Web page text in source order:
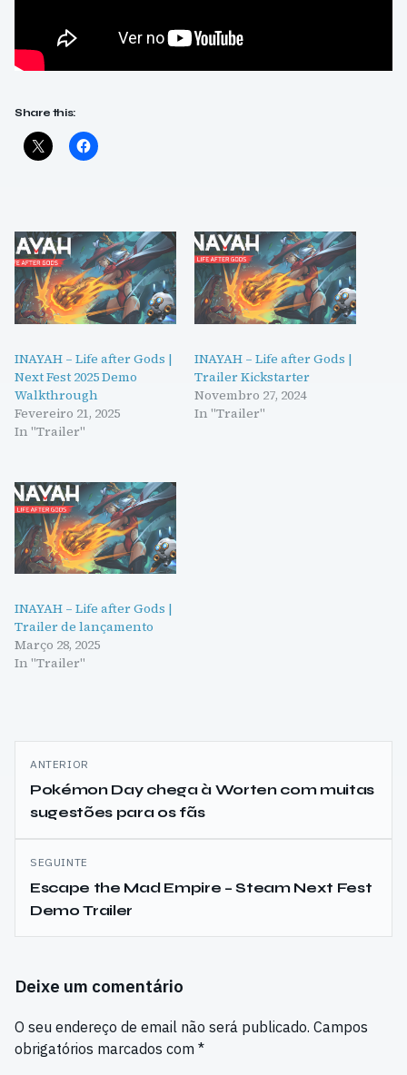
Share this:
INAYAH – Life after Gods |
Next Fest 2025 Demo
Walkthrough
Fevereiro 21, 2025
In "Trailer"
INAYAH – Life after Gods |
Trailer Kickstarter
Novembro 27, 2024
In "Trailer"
INAYAH – Life after Gods |
Trailer de lançamento
Março 28, 2025
In "Trailer"
Navegação
de
artigos
ANTERIOR
Pokémon Day chega à Worten com muitas
sugestões para os fãs
SEGUINTE
Escape the Mad Empire – Steam Next Fest
Demo Trailer
Deixe um comentário
O seu endereço de email não será publicado. Campos
obrigatórios marcados com *